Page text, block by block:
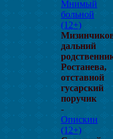
Мнимый
больной
(12+)
дальний
Ростанева,
отставной
гусарский
поручик
-
Опискин
(12+)